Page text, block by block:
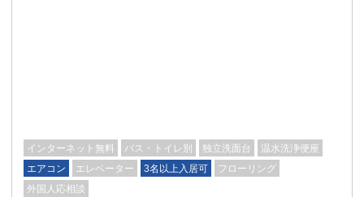
インターネット無料 バス・トイレ別 独立洗面台
温水洗浄便座
エアコン
エレベーター 3名以上入居可
フローリング
外国人応相談